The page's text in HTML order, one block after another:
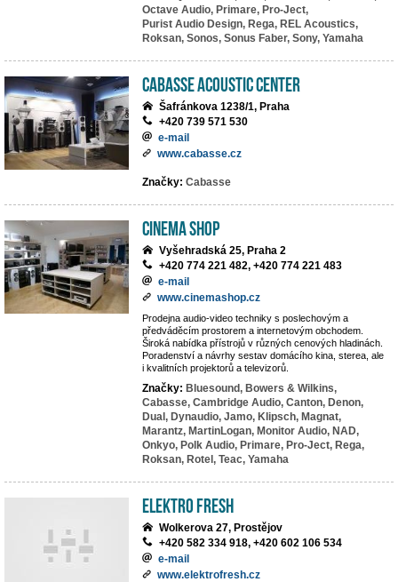
Octave Audio, Primare, Pro-Ject,
Purist Audio Design, Rega, REL Acoustics,
Roksan, Sonos, Sonus Faber, Sony, Yamaha
Cabasse Acoustic Center
Šafránkova 1238/1, Praha
+420 739 571 530
e-mail
www.cabasse.cz
Značky: Cabasse
Cinema Shop
Vyšehradská 25, Praha 2
+420 774 221 482, +420 774 221 483
e-mail
www.cinemashop.cz
Prodejna audio-video techniky s poslechovým a
předváděcím prostorem a internetovým obchodem.
Široká nabídka přístrojů v různých cenových hladinách.
Poradenství a návrhy sestav domácího kina, sterea, ale
i kvalitních projektorů a televizorů.
Značky: Bluesound, Bowers & Wilkins,
Cabasse, Cambridge Audio, Canton, Denon,
Dual, Dynaudio, Jamo, Klipsch, Magnat,
Marantz, MartinLogan, Monitor Audio, NAD,
Onkyo, Polk Audio, Primare, Pro-Ject, Rega,
Roksan, Rotel, Teac, Yamaha
Elektro Fresh
Wolkerova 27, Prostějov
+420 582 334 918, +420 602 106 534
e-mail
www.elektrofresh.cz